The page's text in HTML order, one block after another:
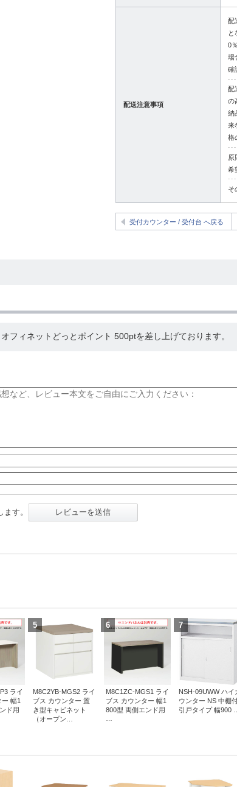
配送注意事項
配
と
0
場
確
配
の
納
来
格
原
希
そ
受付カウンター / 受付台 へ戻る
ィネットどっとポイント 500ptを差し上げております。
す。 レビューを送信
ライ
幅1
ド用
5
M8C2YB-MGS2 ライ
ブス カウンター 置
き型キャビネット
（オープン…
6
M8C1ZC-MGS1 ライ
ブス カウンター 幅1
800型 両側エンド用
7
NSH-09UWW ハイ
ウンター NS 中棚
引戸タイプ 幅900 …